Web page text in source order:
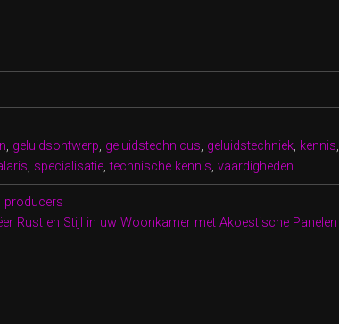
, geluidsontwerp, geluidstechnicus, geluidstechniek, kennis,
, specialisatie,technische kennis, vaardigheden
producers
Rust en Stijl in uw Woonkamer met Akoestische Panelen